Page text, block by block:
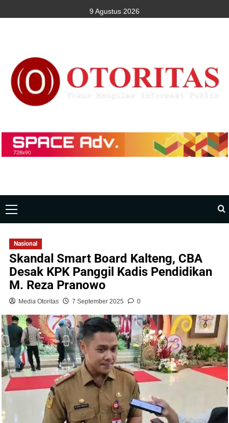
9 Agustus 2026
Nasional
Skandal Smart Board Kalteng, CBA
Desak KPK Panggil Kadis Pendidikan
M. Reza Pranowo
Media Otoritas 7 September 2025 0